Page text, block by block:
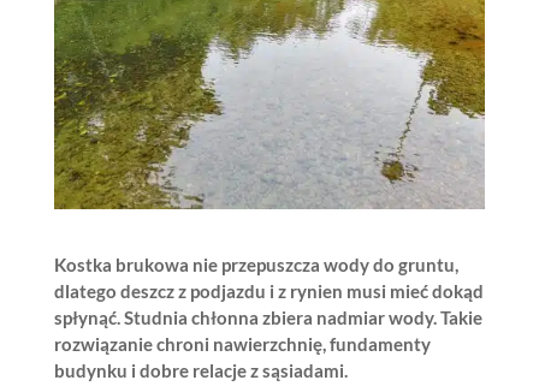
Kostka brukowa nie przepuszcza wody do gruntu,
dlatego deszcz z podjazdu i z rynien musi mieć dokąd
spłynąć. Studnia chłonna zbiera nadmiar wody. Takie
rozwiązanie chroni nawierzchnię, fundamenty
budynku i dobre relacje z sąsiadami.